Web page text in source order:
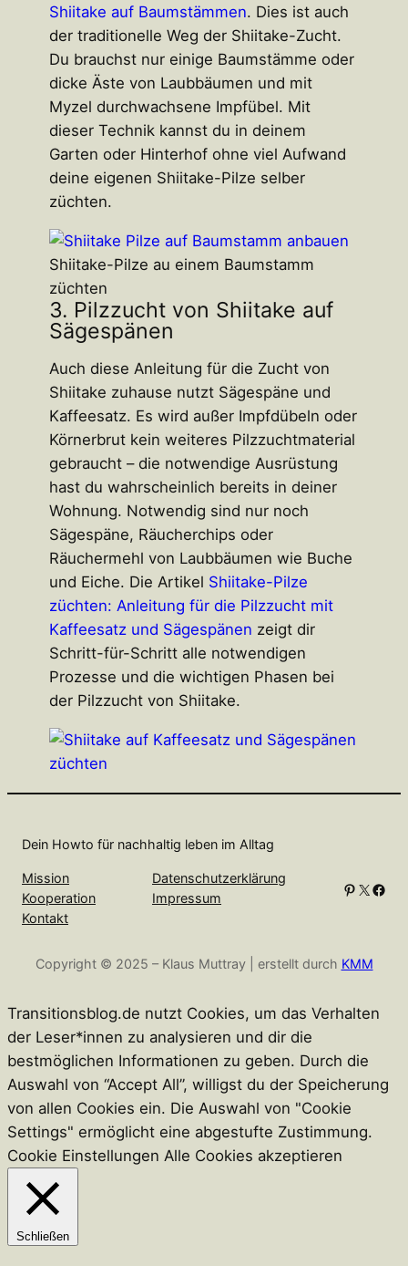
Shiitake auf Baumstämmen. Dies ist auch
der traditionelle Weg der Shiitake-Zucht.
Du brauchst nur einige Baumstämme oder
dicke Äste von Laubbäumen und mit
Myzel durchwachsene Impfübel. Mit
dieser Technik kannst du in deinem
Garten oder Hinterhof ohne viel Aufwand
deine eigenen Shiitake-Pilze selber
züchten.
Shiitake-Pilze au einem Baumstamm
züchten
3. Pilzzucht von Shiitake auf
Sägespänen
Auch diese Anleitung für die Zucht von
Shiitake zuhause nutzt Sägespäne und
Kaffeesatz. Es wird außer Impfdübeln oder
Körnerbrut kein weiteres Pilzzuchtmaterial
gebraucht – die notwendige Ausrüstung
hast du wahrscheinlich bereits in deiner
Wohnung. Notwendig sind nur noch
Sägespäne, Räucherchips oder
Räuchermehl von Laubbäumen wie Buche
und Eiche. Die Artikel Shiitake-Pilze
züchten: Anleitung für die Pilzzucht mit
Kaffeesatz und Sägespänen zeigt dir
Schritt-für-Schritt alle notwendigen
Prozesse und die wichtigen Phasen bei
der Pilzzucht von Shiitake.
Dein Howto für nachhaltig leben im Alltag
Mission
Kooperation
Kontakt
Datenschutzerklärung
Impressum
Copyright © 2025 – Klaus Muttray | erstellt durch KMM
Transitionsblog.de nutzt Cookies, um das Verhalten
der Leser*innen zu analysieren und dir die
bestmöglichen Informationen zu geben. Durch die
Auswahl von “Accept All”, willigst du der Speicherung
von allen Cookies ein. Die Auswahl von "Cookie
Settings" ermöglicht eine abgestufte Zustimmung.
Cookie Einstellungen Alle Cookies akzeptieren
Schließen